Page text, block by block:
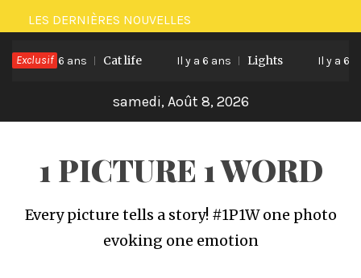
Passer
au
contenu
LES DERNIÈRES NOUVELLES
Exclusif
Il y a 6 ans Cat life Il y a 6 ans Lights Il y a 6 ans
samedi, Août 8, 2026
1 PICTURE 1 WORD
Every picture tells a story! #1P1W one photo
evoking one emotion